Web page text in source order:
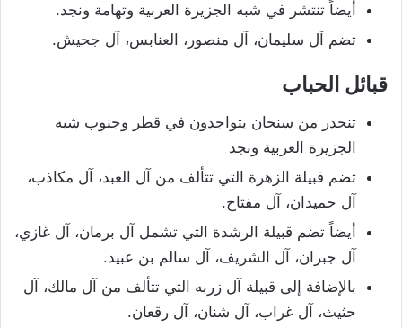
أيضاً تنتشر في شبه الجزيرة العربية وتهامة ونجد.
تضم آل سليمان، آل منصور، العنابس، آل جحيش.
قبائل الحباب
تنحدر من سنحان يتواجدون في قطر وجنوب شبه
الجزيرة العربية ونجد
تضم قبيلة الزهرة التي تتألف من آل العبد، آل مكاذب،
آل حميدان، آل مفتاح.
أيضاً تضم قبيلة الرشدة التي تشمل آل برمان، آل غازي،
آل جبران، آل الشريف، آل سالم بن عبيد.
بالإضافة إلى قبيلة آل زربه التي تتألف من آل مالك، آل
حثيث، آل غراب، آل شنان، آل رقعان.